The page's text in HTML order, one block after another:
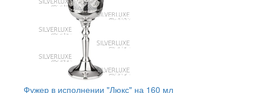
Фужер в исполнении "Люкс" на 160 мл